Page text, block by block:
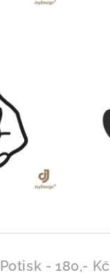
Potisk - 180,- Kč